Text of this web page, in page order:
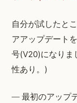
自分が試したと
アアップデート
号(V20)になりま
性あり。)
最初のアップ